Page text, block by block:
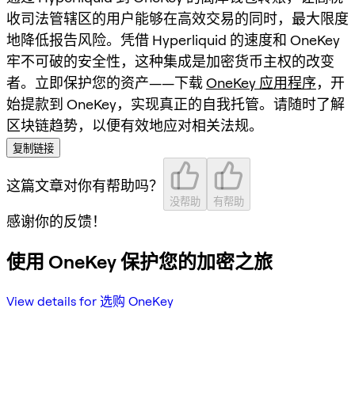
收司法管辖区的用户能够在高效交易的同时，最大限度
地降低报告风险。凭借 Hyperliquid 的速度和 OneKey
牢不可破的安全性，这种集成是加密货币主权的改变
者。立即保护您的资产——下载OneKey 应用程序，开
始提款到 OneKey，实现真正的自我托管。请随时了解
区块链趋势，以便有效地应对相关法规。
复制链接
这篇文章对你有帮助吗？
没帮助 有帮助
感谢你的反馈！
使用 OneKey 保护您的加密之旅
View details for 选购 OneKey